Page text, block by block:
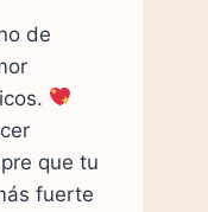
de
que tu
fuerte